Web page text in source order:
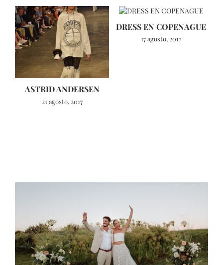
ASTRID ANDERSEN
21 agosto, 2017
DRESS EN COPENAGUE
17 agosto, 2017